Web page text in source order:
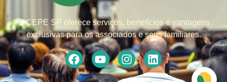
O CEPE SP oferece serviços, benefícios e vantagens
exclusivas para os associados e seus familiares.